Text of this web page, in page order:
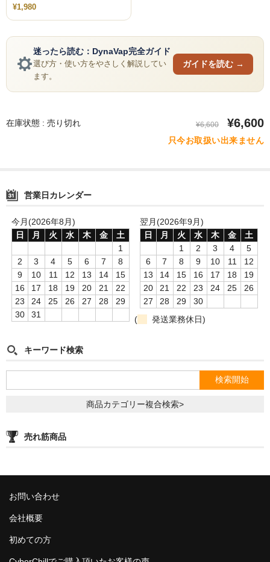
HIGHER LEVEL
Futo
MMW
ゆっくり解説
自宅シーシャ
シーシャフレーバーレビュー
シーシャ機材
シーシャ屋開業について
テナンスキット
¥1,980
迷ったら読む：DynaVap完全ガイド
選び方・使い方をやさしく解説してい
ます。
ガイドを読む →
在庫状態 : 売り切れ ¥6,600 ¥6,600
只今お取扱い出来ません
営業日カレンダー
今月(2026年8月)
日
月 火 水 木 金
土
1
2
3 4 5 6 7
8
9
10 11 12 13 14
15
16
17 18 19 20 21
22
23
24 25 26 27 28
29
30
31
翌月(2026年9月)
日
月 火 水 木 金
土
1
2 3 4
5
6
7 8 9 10 11
12
13
14 15 16 17 18
19
20
21 22 23 24 25
26
27
28 29
30
(
発送業務休日)
キーワード検索
商品カテゴリー複合検索>
売れ筋商品
お問い合わせ
会社概要
初めての方